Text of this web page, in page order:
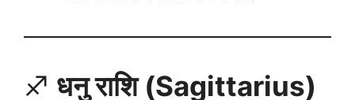
♐ धनु राशि (Sagittarius)